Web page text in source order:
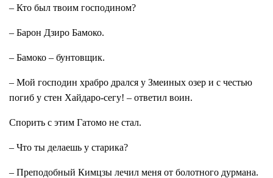
– Кто был твоим господином?
– Барон Дзиро Бамоко.
– Бамоко – бунтовщик.
– Мой господин храбро дрался у Змеиных озер и с честью
погиб у стен Хайдаро-сегу! – ответил воин.
Спорить с этим Гатомо не стал.
– Что ты делаешь у старика?
– Преподобный Кимцзы лечил меня от болотного дурмана.